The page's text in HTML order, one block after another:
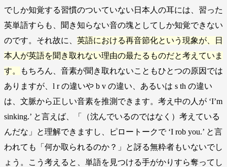
でしか知覚する習慣のついていない日本人の耳には、習った
英単語すらも、聞き知らない音の塊としてしか知覚できない
のです。それ故に、 英語における再音節化という現象が、日
本人が英語を聞き取れない理由の最たるものだと考えていま
す。
もちろん、音素が聞き取れないこともひとつの原因では
ありますが、l r の違いや b v の違い、あるいは s th の違い
は、文脈から正しい音素を推測できます。考え中の人が ‘I’m
sinking.’ と言えば、「（沈んでいるのではなく）考えている
んだな」と理解できますし、ピロートークで ‘I rob you.’ と言
われても「何か取られるのか？」と訝る無粋者もいないでし
ょう。こう考えると、単語を見つける手がかりすら奪ってし